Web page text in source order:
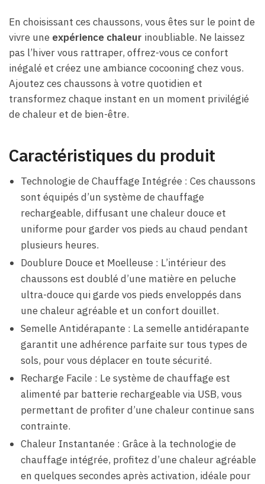
En choisissant ces chaussons, vous êtes sur le point de
vivre une expérience chaleur inoubliable. Ne laissez
pas l’hiver vous rattraper, offrez-vous ce confort
inégalé et créez une ambiance cocooning chez vous.
Ajoutez ces chaussons à votre quotidien et
transformez chaque instant en un moment privilégié
de chaleur et de bien-être.
Caractéristiques du produit
Technologie de Chauffage Intégrée : Ces chaussons
sont équipés d’un système de chauffage
rechargeable, diffusant une chaleur douce et
uniforme pour garder vos pieds au chaud pendant
plusieurs heures.
Doublure Douce et Moelleuse : L’intérieur des
chaussons est doublé d’une matière en peluche
ultra-douce qui garde vos pieds enveloppés dans
une chaleur agréable et un confort douillet.
Semelle Antidérapante : La semelle antidérapante
garantit une adhérence parfaite sur tous types de
sols, pour vous déplacer en toute sécurité.
Recharge Facile : Le système de chauffage est
alimenté par batterie rechargeable via USB, vous
permettant de profiter d’une chaleur continue sans
contrainte.
Chaleur Instantanée : Grâce à la technologie de
chauffage intégrée, profitez d’une chaleur agréable
en quelques secondes après activation, idéale pour